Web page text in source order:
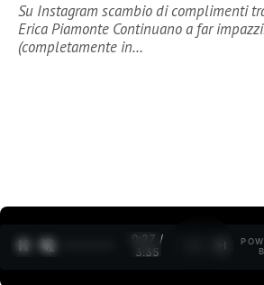
Su Instagram scambio di complimenti
Erica Piamonte Continuano a far
(completamente in…
0:27 /
3:35